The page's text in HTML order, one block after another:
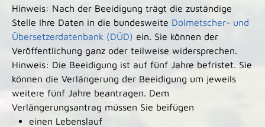
Hinweis: Nach der Beeidigung trägt die zuständige
Stelle Ihre Daten in die bundesweite Dolmetscher- und
Übersetzerdatenbank (DÜD) ein. Sie können der
Veröffentlichung ganz oder teilweise widersprechen.
Hinweis: Die Beeidigung ist auf fünf Jahre befristet. Sie
können die Verlängerung der Beeidigung um jeweils
weitere fünf Jahre beantragen. Dem
Verlängerungsantrag müssen Sie beifügen
einen Lebenslauf